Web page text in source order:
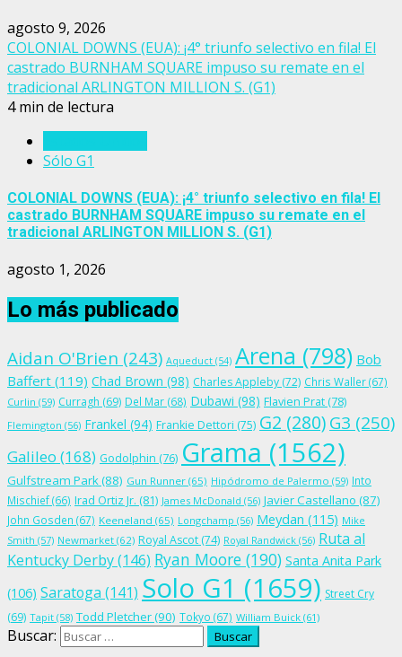
agosto 9, 2026
COLONIAL DOWNS (EUA): ¡4° triunfo selectivo en fila! El
castrado BURNHAM SQUARE impuso su remate en el
tradicional ARLINGTON MILLION S. (G1)
4 min de lectura
Sólo G1
COLONIAL DOWNS (EUA): ¡4° triunfo selectivo en fila! El
castrado BURNHAM SQUARE impuso su remate en el
tradicional ARLINGTON MILLION S. (G1)
agosto 1, 2026
Lo más publicado
Aidan O'Brien (243) Aqueduct (54) Arena (798) Bob
Baffert (119) Chad Brown (98) Charles Appleby (72) Chris Waller(67)
Curlin (59) Curragh (69) Del Mar (68) Dubawi (98) Flavien Prat (78)
Flemington (56) Frankel (94) Frankie Dettori (75) G2 (280)G3 (250)
Galileo (168) Godolphin (76) Grama (1562)
Gulfstream Park(88) Gun Runner (65) Hipódromo de Palermo (59) Into
Mischief(66) Irad Ortiz Jr. (81) James McDonald (56) Javier Castellano (87)
John Gosden (67) Keeneland (65) Longchamp (56) Meydan (115) Mike
Smith (57) Newmarket (62) Royal Ascot (74) Royal Randwick (56) Ruta al
Kentucky Derby(146) Ryan Moore (190) Santa Anita Park
(106) Saratoga (141) Solo G1 (1659) Street Cry
(69) Tapit (58) Todd Pletcher(90) Tokyo (67) William Buick (61)
Buscar: